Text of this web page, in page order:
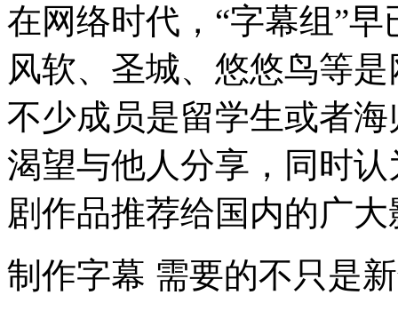
在网络时代，“字幕组”
风软、圣城、悠悠鸟等
不少成员是留学生或者
渴望与他人分享，同时
剧作品推荐给国内的广
制作字幕 需要的不只是